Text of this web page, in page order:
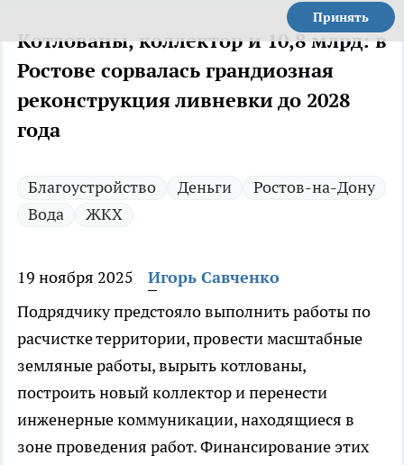
Принять
Котлованы, коллектор и 10,8 млрд: в
Ростове сорвалась грандиозная
реконструкция ливневки до 2028
года
Благоустройство Деньги
Ростов-на-Дону
Вода
ЖКХ
19 ноября 2025
Игорь Савченко
Подрядчику предстояло выполнить работы по
расчистке территории, провести масштабные
земляные работы, вырыть котлованы,
построить новый коллектор и перенести
инженерные коммуникации, находящиеся в
зоне проведения работ. Финансирование этих